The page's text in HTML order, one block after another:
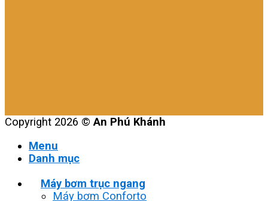
Copyright 2026 ©An Phú Khánh
Menu
Danh mục
Máy bơm trục ngang
Máy bơm Conforto